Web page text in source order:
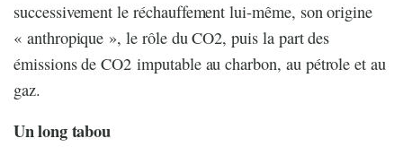
successivement le réchauffement lui-même, son origine
« anthropique », le rôle du CO2, puis la part des
émissions de CO2 imputable au charbon, au pétrole et au
gaz.
Un long tabou